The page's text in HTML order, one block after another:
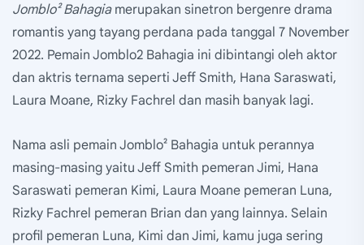
Jomblo² Bahagiamerupakan sinetron bergenre drama
romantis yang tayang perdana pada tanggal 7 November
2022. Pemain Jomblo2 Bahagia ini dibintangi oleh aktor
dan aktris ternama seperti Jeff Smith, Hana Saraswati,
Laura Moane, Rizky Fachrel dan masih banyak lagi.
Nama asli pemain Jomblo² Bahagia untuk perannya
masing-masing yaitu Jeff Smith pemeran Jimi, Hana
Saraswati pemeran Kimi, Laura Moane pemeran Luna,
Rizky Fachrel pemeran Brian dan yang lainnya. Selain
profil pemeran Luna, Kimi dan Jimi, kamu juga sering